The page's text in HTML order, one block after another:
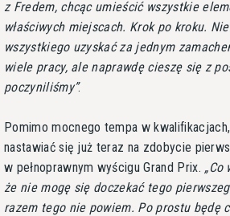
z Fredem, chcąc umieścić wszystkie
właściwych miejscach. Krok po kroku.
wszystkiego uzyskać za jednym
wiele pracy, ale naprawdę cieszę się z
poczyniliśmy .
Pomimo mocnego tempa w
nastawiać się już teraz na zdobycie
w pełnoprawnym wyścigu Grand Prix.
Co
że nie mogę się doczekać tego
razem tego nie powiem. Po prostu będę